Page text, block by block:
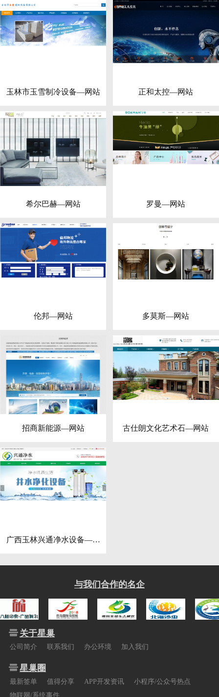
玉林市玉雪制冷设备—网站 正和太控—网站
希尔巴赫—网站 罗曼—网站
伦邦—网站 多莫斯—网站
招商新能源—网站 古仕朗文化艺术石—网站
广西玉林兴通净水设备—网
与我们合作的名企
关于星巢
公司简介 联系我们 办公环境 加入我们
星巢圈
最新签单 值得分享 APP开发资讯
小程序/公众号热点
物联网/系统事件